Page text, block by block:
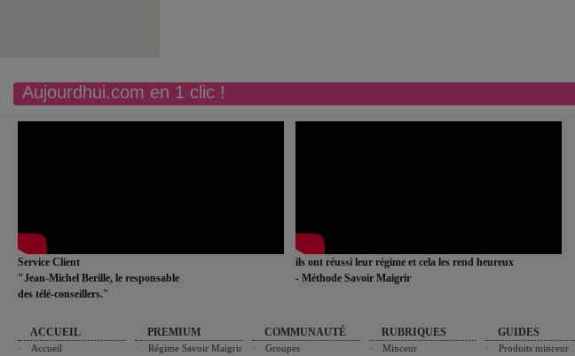
Aujourdhui.com en 1 clic !
Service Client
"Jean-Michel Berille, le responsable
des télé-conseillers."
ils ont réussi leur régime et cela les rend heureux
- Méthode Savoir Maigrir
ACCUEIL
Accueil
PREMIUM
Régime Savoir Maigrir
COMMUNAUTÉ
Groupes
RUBRIQUES
Minceur
GUIDES
Produits minceur